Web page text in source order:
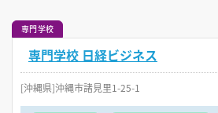
専門学校
専門学校 日経ビジネス
[沖縄県]沖縄市諸見里1-25-1